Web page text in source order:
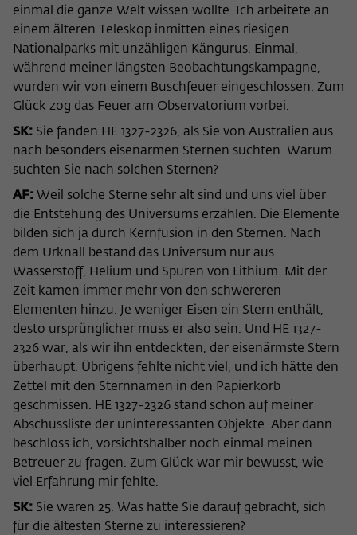
einmal die ganze Welt wissen wollte. Ich arbeitete an
einem älteren Teleskop inmitten eines riesigen
Nationalparks mit unzähligen Kängurus. Einmal,
während meiner längsten Beobachtungskampagne,
wurden wir von einem Buschfeuer eingeschlossen. Zum
Glück zog das Feuer am Observatorium vorbei.
SK: Sie fanden HE 1327-2326, als Sie von Australien aus
nach besonders eisenarmen Sternen suchten. Warum
suchten Sie nach solchen Sternen?
AF: Weil solche Sterne sehr alt sind und uns viel über
die Entstehung des Universums erzählen. Die Elemente
bilden sich ja durch Kernfusion in den Sternen. Nach
dem Urknall bestand das Universum nur aus
Wasserstoff, Helium und Spuren von Lithium. Mit der
Zeit kamen immer mehr von den schwereren
Elementen hinzu. Je weniger Eisen ein Stern enthält,
desto ursprünglicher muss er also sein. Und HE 1327-
2326 war, als wir ihn entdeckten, der eisenärmste Stern
überhaupt. Übrigens fehlte nicht viel, und ich hätte den
Zettel mit den Sternnamen in den Papierkorb
geschmissen. HE 1327-2326 stand schon auf meiner
Abschussliste der uninteressanten Objekte. Aber dann
beschloss ich, vorsichtshalber noch einmal meinen
Betreuer zu fragen. Zum Glück war mir bewusst, wie
viel Erfahrung mir fehlte.
SK: Sie waren 25. Was hatte Sie darauf gebracht, sich
für die ältesten Sterne zu interessieren?